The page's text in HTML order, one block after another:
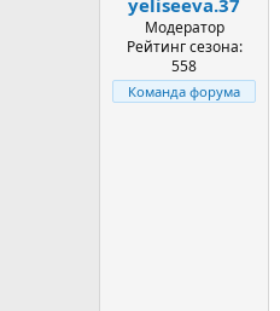
yeliseeva.37
Модератор
Рейтинг сезона:
558
Команда форума